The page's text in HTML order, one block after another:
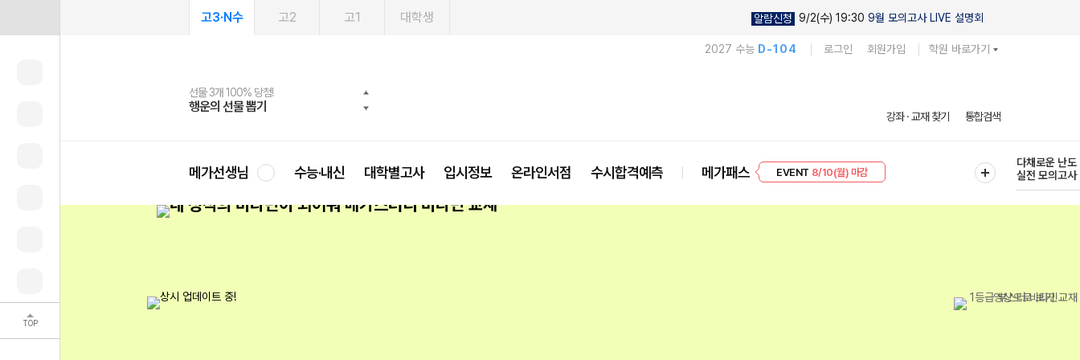
TOP
고3·N수 고2 고1 대학생 알람신청 9/2(수) 19:30 9월 모의고사 LIVE 설명회
2027 수능 D-104 로그인 회원가입 학원 바로가기
선물 3개 100% 당첨!
행운의 선물 뽑기
선물 100% 증정!
메가스터디 X 올리브
여름방학 스터디 캐시백
메가런 썸머스쿨
2027 러셀 단과
강사 공개선발
스마트러닝앱
설문 EVENT
메가패스
3일 무료 체험권
메가패스 수강생 무료혜택!
메가클럽 멤버십
사회공헌 캠페인
희망이룸 메가나눔
강좌 · 교재 찾기 통합검색
메가선생님 수능·내신 대학별고사 입시정보 온라인서점 수시합격예측 메가패스
EVENT 8/10(월) 마감
다채로운 난도
실전 모의고사